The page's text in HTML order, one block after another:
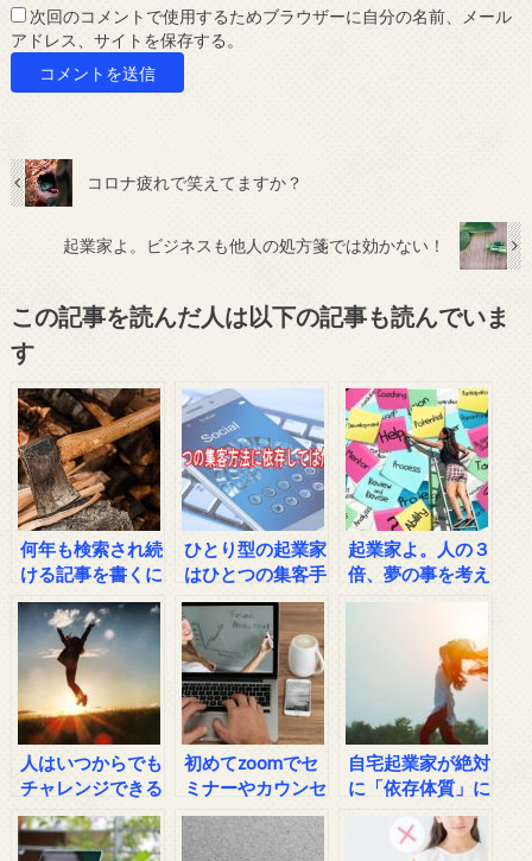
次回のコメントで使用するためブラウザーに自分の名前、メール
アドレス、サイトを保存する。
コロナ疲れで笑えてますか？
起業家よ。ビジネスも他人の処方箋では効かない！
この記事を読んだ人は以下の記事も読んでいま
す
何年も検索され続
ける記事を書くに
は？
ひとり型の起業家
はひとつの集客手
法に依存してはい
けない
起業家よ。人の３
倍、夢の事を考え
た事があります
人はいつからでも
チャレンジできる
初めてzoomでセ
ミナーやカウンセ
リングの主催者に
なる時の注意点
自宅起業家が絶対
に「依存体質」に
なってはいけない